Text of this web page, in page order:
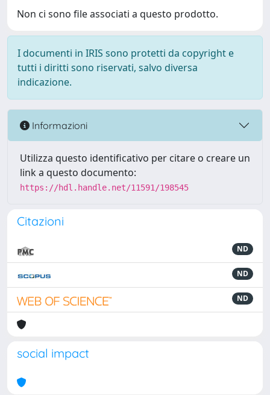
Non ci sono file associati a questo prodotto.
I documenti in IRIS sono protetti da copyright e
tutti i diritti sono riservati, salvo diversa
indicazione.
Informazioni
Utilizza questo identificativo per citare o creare un
link a questo documento:
https://hdl.handle.net/11591/198545
Citazioni
ND
ND
ND
social impact